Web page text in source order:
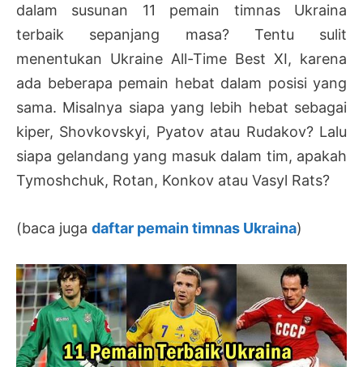
dalam susunan 11 pemain timnas Ukraina
terbaik sepanjang masa? Tentu sulit
menentukan Ukraine All-Time Best XI, karena
ada beberapa pemain hebat dalam posisi yang
sama. Misalnya siapa yang lebih hebat sebagai
kiper, Shovkovskyi, Pyatov atau Rudakov? Lalu
siapa gelandang yang masuk dalam tim, apakah
Tymoshchuk, Rotan, Konkov atau Vasyl Rats?
(baca juga daftar pemain timnas Ukraina)